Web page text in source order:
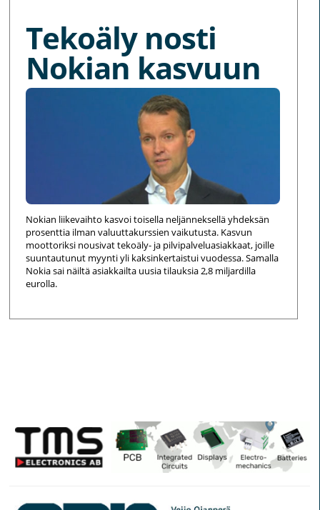
Tekoäly nosti
Nokian kasvuun
Nokian liikevaihto kasvoi toisella neljänneksellä yhdeksän
prosenttia ilman valuuttakurssien vaikutusta. Kasvun
moottoriksi nousivat tekoäly- ja pilvipalveluasiakkaat, joille
suuntautunut myynti yli kaksinkertaistui vuodessa. Samalla
Nokia sai näiltä asiakkailta uusia tilauksia 2,8 miljardilla
eurolla.